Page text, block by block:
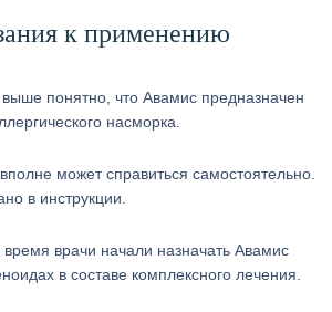
к применению
понятно, что Авамис предназначен
насморка.
может справиться самостоятельно.
в инструкции.
врачи начали назначать Авамис
в составе комплексного лечения.